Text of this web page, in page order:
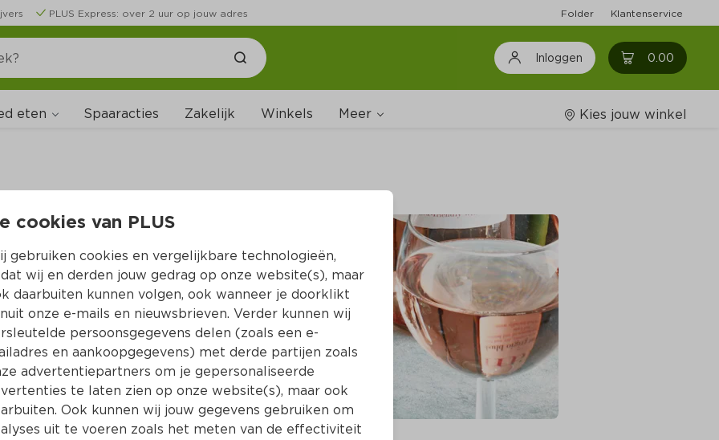
PLUS Express: over 2 uur op jouw adres Folder Klantenservice
Inloggen 0.00 0
eten Spaaracties Zakelijk Winkels Meer
Wijnshop
Boodschappenlijstjes
Kies jouw winkel
cookies van PLUS
gebruiken cookies en vergelijkbare technologieën,
wij en derden jouw gedrag op onze website(s), maar
daarbuiten kunnen volgen, ook wanneer je doorklikt
onze e-mails en nieuwsbrieven. Verder kunnen wij
persoonsgegevens delen (zoals een e-
en aankoopgegevens) met derde partijen zoals
advertentiepartners om je gepersonaliseerde
te laten zien op onze website(s), maar ook
Ook kunnen wij jouw gegevens gebruiken om
uit te voeren zoals het meten van de effectiviteit